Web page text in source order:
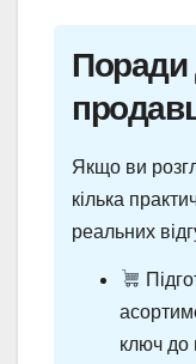
Поради
Якщо ви
кілька
реальних
ключ до